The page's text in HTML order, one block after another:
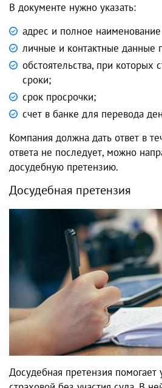
В документе нужно указать:
адрес и полное
личные и контактные данные
обстоятельства, при которых
сроки;
срок просрочки;
счет в банке для перевода
Компания должна дать ответ в
ответа не последует, можно
досудебную претензию.
Досудебная претензия
Досудебная претензия помогает